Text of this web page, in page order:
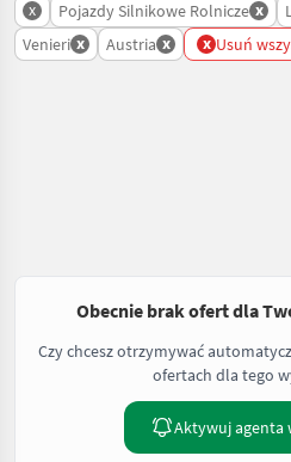
x Pojazdy Silnikowe Rolnicze x
Venieri x Austria x x Usuń
Obecnie brak ofert dla
Czy chcesz otrzymywać
ofertach dla tego
Aktywuj agenta